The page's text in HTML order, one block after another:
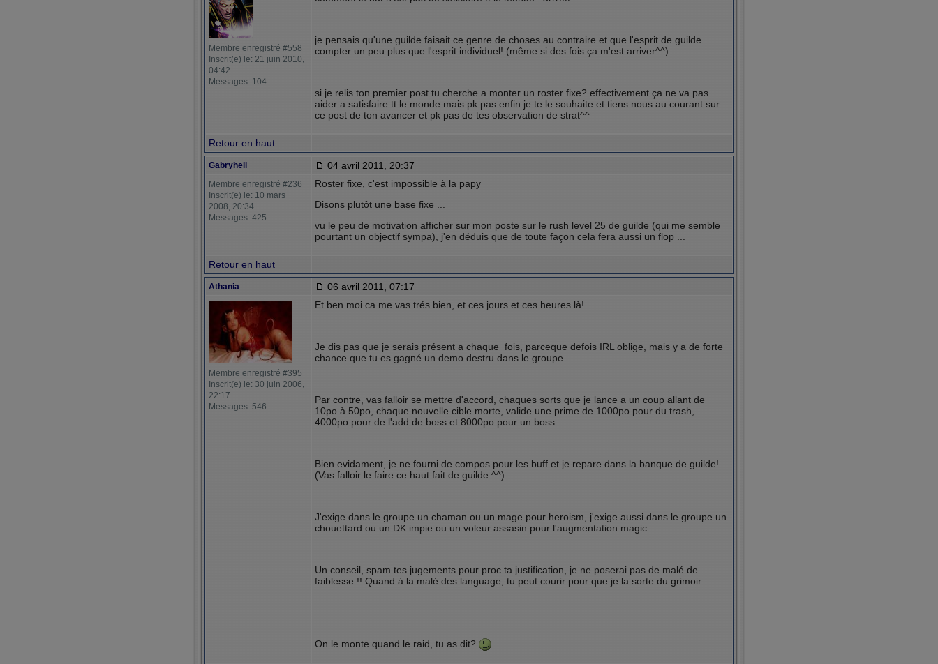
Membre enregistré #558
Inscrit(e) le: 21 juin 2010,
04:42
Messages: 104
je pensais qu'une guilde faisait ce genre de choses au contraire et que l'esprit de guilde
compter un peu plus que l'esprit individuel! (même si des fois ça m'est arriver^^)
si je relis ton premier post tu cherche a monter un roster fixe? effectivement ça ne va pas
aider a satisfaire tt le monde mais pk pas enfin je te le souhaite et tiens nous au courant sur
ce post de ton avancer et pk pas de tes observation de strat^^
Retour en haut
Gabryhell 04 avril 2011, 20:37
Membre enregistré #236
Inscrit(e) le: 10 mars
2008, 20:34
Messages: 425
Roster fixe, c'est impossible à la papy
Disons plutôt une base fixe ...
vu le peu de motivation afficher sur mon poste sur le rush level 25 de guilde (qui me semble
pourtant un objectif sympa), j'en déduis que de toute façon cela fera aussi un flop ...
Retour en haut
Athania 06 avril 2011, 07:17
Membre enregistré #395
Inscrit(e) le: 30 juin 2006,
22:17
Messages: 546
Et ben moi ca me vas trés bien, et ces jours et ces heures là!
Je dis pas que je serais présent a chaque fois, parceque defois IRL oblige, mais y a de forte
chance que tu es gagné un demo destru dans le groupe.
Par contre, vas falloir se mettre d'accord, chaques sorts que je lance a un coup allant de
10po à 50po, chaque nouvelle cible morte, valide une prime de 1000po pour du trash,
4000po pour de l'add de boss et 8000po pour un boss.
Bien evidament, je ne fourni de compos pour les buff et je repare dans la banque de guilde!
(Vas falloir le faire ce haut fait de guilde ^^)
J'exige dans le groupe un chaman ou un mage pour heroism, j'exige aussi dans le groupe un
chouettard ou un DK impie ou un voleur assasin pour l'augmentation magic.
Un conseil, spam tes jugements pour proc ta justification, je ne poserai pas de malé de
faiblesse !! Quand à la malé des language, tu peut courir pour que je la sorte du grimoir...
On le monte quand le raid, tu as dit?